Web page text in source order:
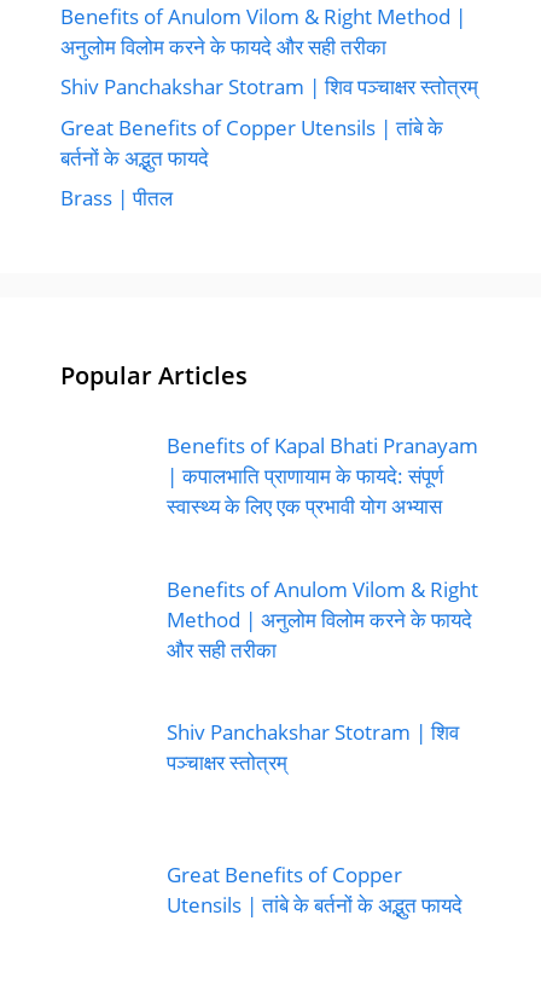
Benefits of Anulom Vilom & Right Method |
अनुलोम विलोम करने के फायदे और सही तरीका
Shiv Panchakshar Stotram | शिव पञ्चाक्षर स्तोत्रम्
Great Benefits of Copper Utensils | तांबे के
बर्तनों के अद्भुत फायदे
Brass | पीतल
Popular Articles
Benefits of Kapal Bhati Pranayam
| कपालभाति प्राणायाम के फायदे: संपूर्ण
स्वास्थ्य के लिए एक प्रभावी योग अभ्यास
Benefits of Anulom Vilom & Right
Method | अनुलोम विलोम करने के फायदे
और सही तरीका
Shiv Panchakshar Stotram | शिव
पञ्चाक्षर स्तोत्रम्
Great Benefits of Copper
Utensils | तांबे के बर्तनों के अद्भुत फायदे